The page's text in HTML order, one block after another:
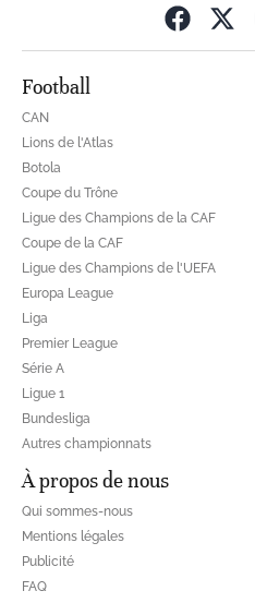
Football
CAN
Lions de l'Atlas
Botola
Coupe du Trône
Ligue des Champions de la CAF
Coupe de la CAF
Ligue des Champions de l'UEFA
Europa League
Liga
Premier League
Série A
Ligue 1
Bundesliga
Autres championnats
À propos de nous
Qui sommes-nous
Mentions légales
Publicité
FAQ